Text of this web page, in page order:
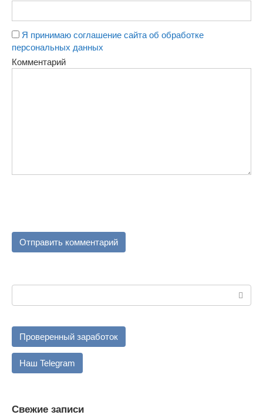
Я принимаю соглашение сайта об обработке
персональных данных
Комментарий
Проверенный заработок
Наш Telegram
Свежие записи